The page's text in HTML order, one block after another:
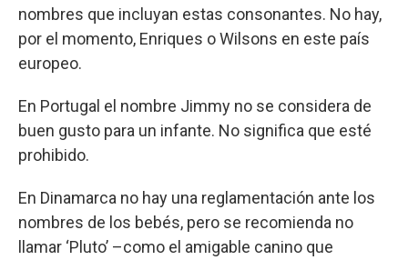
nombres que incluyan estas consonantes. No hay,
por el momento, Enriques o Wilsons en este país
europeo.
En Portugal el nombre Jimmy no se considera de
buen gusto para un infante. No significa que esté
prohibido.
En Dinamarca no hay una reglamentación ante los
nombres de los bebés, pero se recomienda no
llamar ‘Pluto’ –como el amigable canino que